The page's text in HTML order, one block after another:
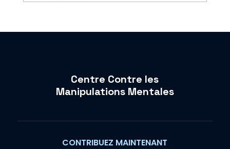
Centre Contre les
Manipulations Mentales
CONTRIBUEZ MAINTENANT